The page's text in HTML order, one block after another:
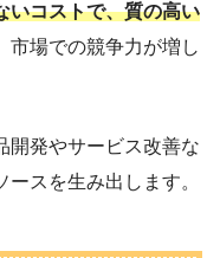
いコストで、質の高い
市場での競争力が増し
開発やサービス改善な
スを生み出します。